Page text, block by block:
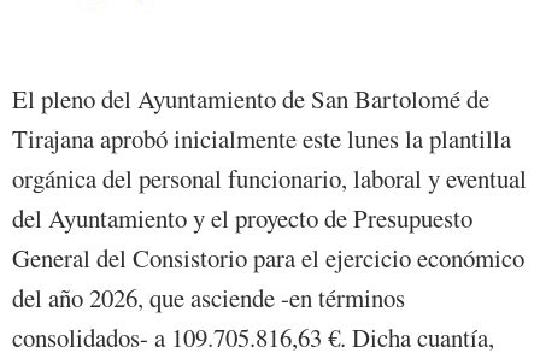
El pleno del Ayuntamiento de San Bartolomé de
Tirajana aprobó inicialmente este lunes la plantilla
orgánica del personal funcionario, laboral y eventual
del Ayuntamiento y el proyecto de Presupuesto
General del Consistorio para el ejercicio económico
del año 2026, que asciende -en términos
consolidados- a 109.705.816,63 €. Dicha cuantía,